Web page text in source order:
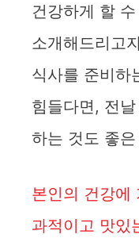
건강하게 할
소개해드리고
식사를 준비하
힘들다면, 전
하는 것도 좋
본인의 건강에
과적이고 맛있